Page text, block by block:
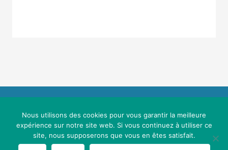
Mentions légales & conditions générales d'utilisation
Nous utilisons des cookies pour vous garantir la meilleure
expérience sur notre site web. Si vous continuez à utiliser ce
site, nous supposerons que vous en êtes satisfait.